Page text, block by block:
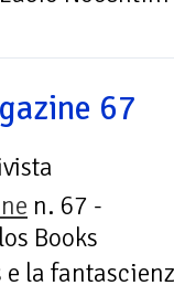
67
n. 67 -
Books
e la